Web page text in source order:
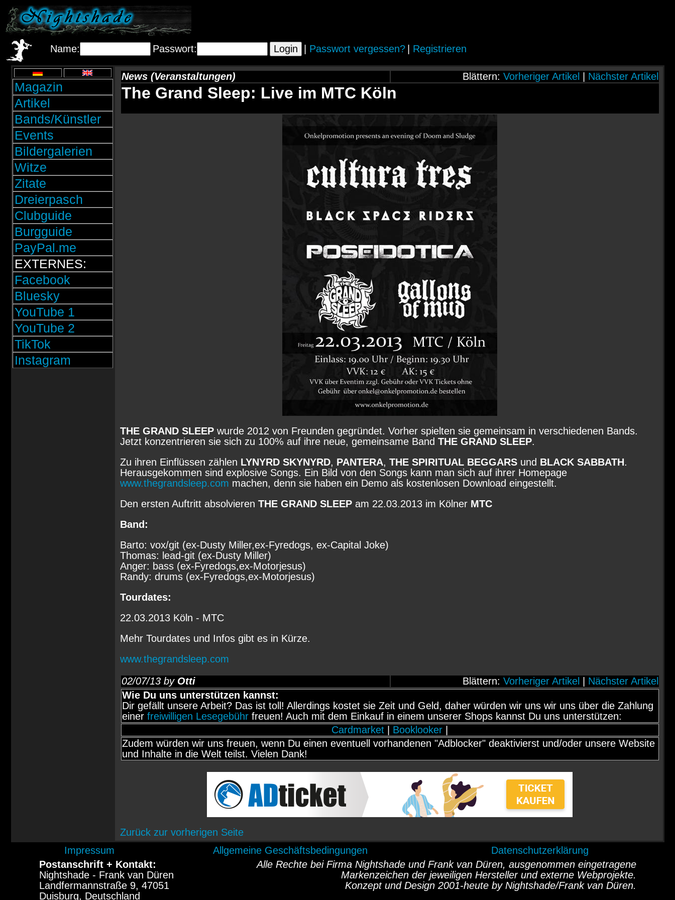
Name: Passwort: Passwort vergessen? Registrieren
Magazin
Artikel
Bands/Künstler
Events
Bildergalerien
Witze
Zitate
Dreierpasch
Clubguide
Burgguide
PayPal.me
EXTERNES:
Facebook
Bluesky
YouTube 1
YouTube 2
TikTok
Instagram
News (Veranstaltungen) Blättern: Vorheriger Artikel Nächster Artikel
The Grand Sleep: Live im MTC Köln
THE GRAND SLEEPwurde 2012 von Freunden gegründet. Vorher spielten sie gemeinsam in verschiedenen Bands.
Jetzt konzentrieren sie sich zu 100% auf ihre neue, gemeinsame Band THE GRAND SLEEP.
Zu ihren Einflüssen zählen LYNYRD SKYNYRD, PANTERA, THE SPIRITUAL BEGGARSund BLACK SABBATH.
Herausgekommen sind explosive Songs. Ein Bild von den Songs kann man sich auf ihrer Homepage
www.thegrandsleep.com machen, denn sie haben ein Demo als kostenlosen Download eingestellt.
Den ersten Auftritt absolvieren THE GRAND SLEEPam 22.03.2013 im Kölner MTC
Band:
Barto: vox/git (ex-Dusty Miller,ex-Fyredogs, ex-Capital Joke)
Thomas: lead-git (ex-Dusty Miller)
Anger: bass (ex-Fyredogs,ex-Motorjesus)
Randy: drums (ex-Fyredogs,ex-Motorjesus)
Tourdates:
22.03.2013 Köln - MTC
Mehr Tourdates und Infos gibt es in Kürze.
www.thegrandsleep.com
02/07/13 by Otti Blättern: Vorheriger Artikel
Nächster Artikel
Wie Du uns unterstützen kannst:
Dir gefällt unsere Arbeit? Das ist toll! Allerdings kostet sie Zeit und Geld, daher würden wir uns wir uns über die Zahlung
einer freiwilligen Lesegebührfreuen! Auch mit dem Einkauf in einem unserer Shops kannst Du uns unterstützen:
Cardmarket
Booklooker
Zudem würden wir uns freuen, wenn Du einen eventuell vorhandenen "Adblocker" deaktivierst und/oder unsere Website
und Inhalte in die Welt teilst. Vielen Dank!
Zurück zur vorherigen Seite
Impressum
Allgemeine Geschäftsbedingungen
Datenschutzerklärung
Postanschrift + Kontakt:
Nightshade - Frank van Düren
Landfermannstraße 9, 47051
Duisburg, Deutschland
Alle Rechte bei Firma Nightshade und Frank van Düren, ausgenommen eingetragene
Markenzeichen der jeweiligen Hersteller und externe Webprojekte.
Konzept und Design 2001-heute by Nightshade/Frank van Düren.